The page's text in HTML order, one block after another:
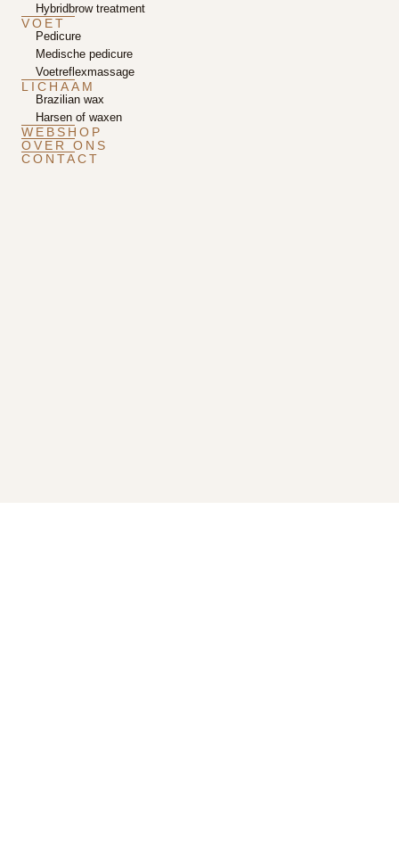
Hybridbrow treatment
VOET
Pedicure
Medische pedicure
Voetreflexmassage
LICHAAM
Brazilian wax
Harsen of waxen
WEBSHOP
OVER ONS
CONTACT